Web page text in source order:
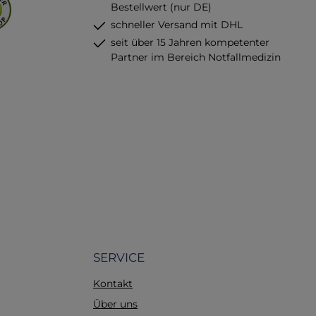
und
(L x
Bestellwert (nur DE)
schneller Versand mit DHL
seit über 15 Jahren kompetenter
Partner im Bereich Notfallmedizin
SERVICE
Kontakt
Über uns